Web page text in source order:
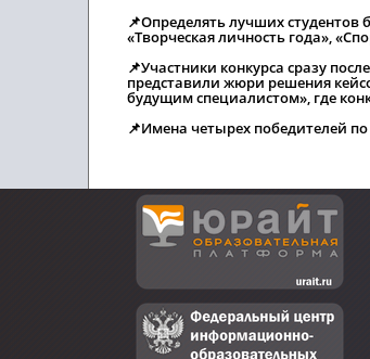
📌Определять лучших
«Творческая личность года»,
📌Участники конкурса сразу
представили жюри решения
будущим специалистом», где
📌Имена четырех победителей